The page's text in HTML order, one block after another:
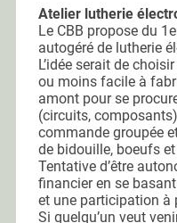
Atelier lutherie
Le CBB propose du
autogéré de lutherie
L’idée serait de
ou moins facile à
amont pour se
(circuits,
commande groupée
de bidouille, boeufs
Tentative d’être
financier en se
et une participation à
Si quelqu’un veut